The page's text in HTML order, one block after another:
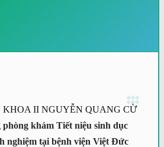
KHOA II NGUYỄN QUANG CỪ
khám Tiết niệu sinh dục
nghiệm tại bệnh viện Việt Đức